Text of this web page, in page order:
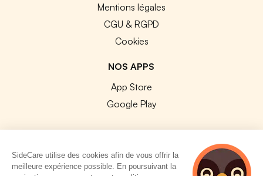
Mentions légales
CGU & RGPD
Cookies
NOS APPS
App Store
Google Play
SideCare utilise des cookies afin de vous offrir la
meilleure expérience possible. En poursuivant la